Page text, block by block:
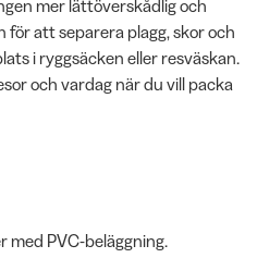
mer lättöverskådlig och
att separera plagg, skor och
i ryggsäcken eller resväskan.
och vardag när du vill packa
med PVC-beläggning.